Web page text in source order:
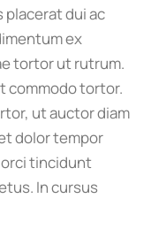
placerat dui ac
ex
tortor ut rutrum.
commodo tortor.
ut auctor diam
dolor tempor
orci tincidunt
In cursus